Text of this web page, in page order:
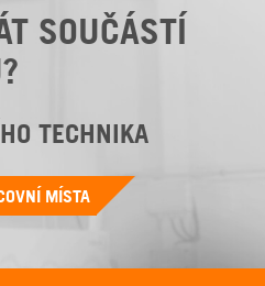
SOUČÁSTÍ
TECHNIKA
MÍSTA